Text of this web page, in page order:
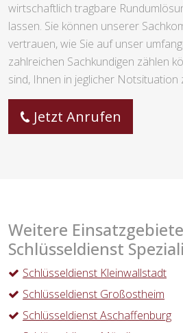
wirtschaftlich tragbare
lassen. Sie können unserer
vertrauen, wie Sie auf unser
zahlreichen Sachkundigen zählen
sind, Ihnen in jeglicher Notsituation
Jetzt Anrufen
Weitere
Schlüsseldienst
Schlüsseldienst Kleinwallstadt
Schlüsseldienst Großostheim
Schlüsseldienst Aschaffenburg